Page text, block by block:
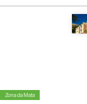
Zona da Mata